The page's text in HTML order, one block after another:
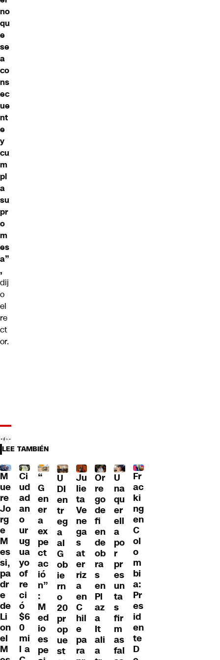
no
qu
e
se
a
co
ns
ec
ue
nt
e
y
cu
m
pl
a
su
pr
o
m
es
a”
,
dij
o
el
re
ct
or.
LEE TAMBIÉN
M
ue
re
Jo
rg
e
M
es
si,
pa
dr
e
de
Li
on
el
M
Ci
ud
ad
an
o
ur
ug
ua
yo
of
re
ci
ó
$6
0
mi
l a
“
G
en
er
a
ex
pe
ct
ac
ió
n”
:
M
ed
io
es
pe
U
DI
en
tr
eg
a
al
G
ob
ie
rn
o
20
pr
op
ue
st
Ju
lie
ta
Ve
ne
ga
s
at
er
riz
a
en
C
hil
e
pa
ra
Or
re
go
de
fi
en
de
ob
ra
s
en
Pl
az
a
It
ali
a
U
na
qu
er
ell
a
po
r
pr
es
un
ta
s
fir
m
as
fal
Fr
ac
ki
ng
en
C
ol
o
m
bi
a:
Pr
es
id
en
te
D